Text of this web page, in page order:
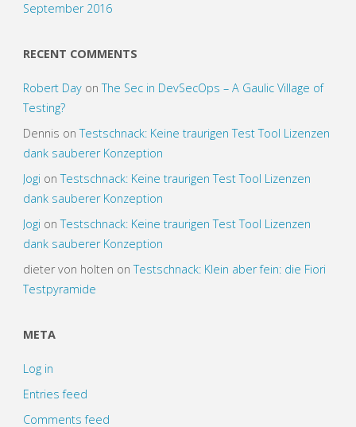
September 2016
RECENT COMMENTS
Robert DayonThe Sec in DevSecOps – A Gaulic Village of
Testing?
Dennis onTestschnack: Keine traurigen Test Tool Lizenzen
dank sauberer Konzeption
Jogi onTestschnack: Keine traurigen Test Tool Lizenzen
dank sauberer Konzeption
Jogi onTestschnack: Keine traurigen Test Tool Lizenzen
dank sauberer Konzeption
dieter von holten onTestschnack: Klein aber fein: die Fiori
Testpyramide
META
Log in
Entries feed
Comments feed